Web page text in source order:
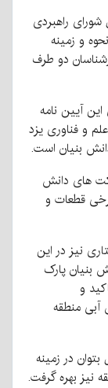
راهبردی
و زمینه
دو طرف
آیین نامه
و فناوری یزد
های دانش
قطعات و
نیز در این
بنیان پارک
و
آبی منطقه
در زمینه
نیز بهره گرفت.